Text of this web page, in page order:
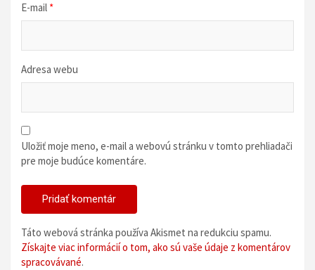
E-mail *
Adresa webu
Uložiť moje meno, e-mail a webovú stránku v tomto prehliadači
pre moje budúce komentáre.
Táto webová stránka používa Akismet na redukciu spamu.
Získajte viac informácií o tom, ako sú vaše údaje z komentárov
spracovávané.